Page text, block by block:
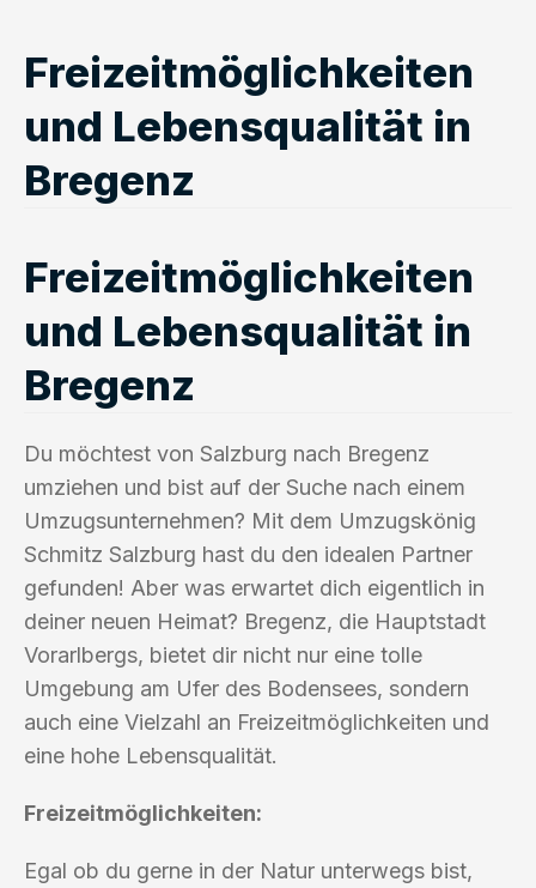
Freizeitmöglichkeiten
und Lebensqualität in
Bregenz
Freizeitmöglichkeiten
und Lebensqualität in
Bregenz
Du möchtest von Salzburg nach Bregenz
umziehen und bist auf der Suche nach einem
Umzugsunternehmen? Mit dem Umzugskönig
Schmitz Salzburg hast du den idealen Partner
gefunden! Aber was erwartet dich eigentlich in
deiner neuen Heimat? Bregenz, die Hauptstadt
Vorarlbergs, bietet dir nicht nur eine tolle
Umgebung am Ufer des Bodensees, sondern
auch eine Vielzahl an Freizeitmöglichkeiten und
eine hohe Lebensqualität.
Freizeitmöglichkeiten:
Egal ob du gerne in der Natur unterwegs bist,